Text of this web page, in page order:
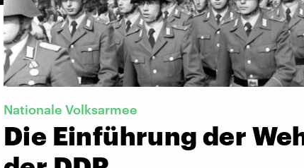
Nationale Volksarmee
Die Einführung der